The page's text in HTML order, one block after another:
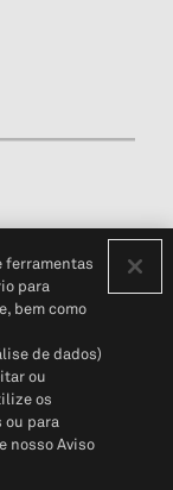
(em inglês)
Global
ferramentas
para
bem como
de dados)
ou
os
ou para
nosso Aviso